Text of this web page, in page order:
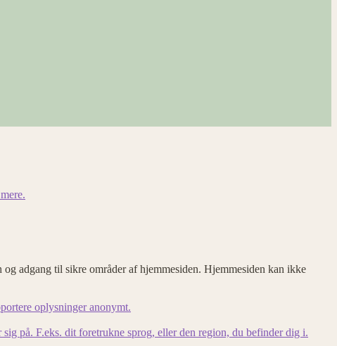
adgang til sikre områder af hjemmesiden. Hjemmesiden kan ikke
oplysninger anonymt.
på. F.eks. dit foretrukne sprog, eller den region, du befinder dig i.